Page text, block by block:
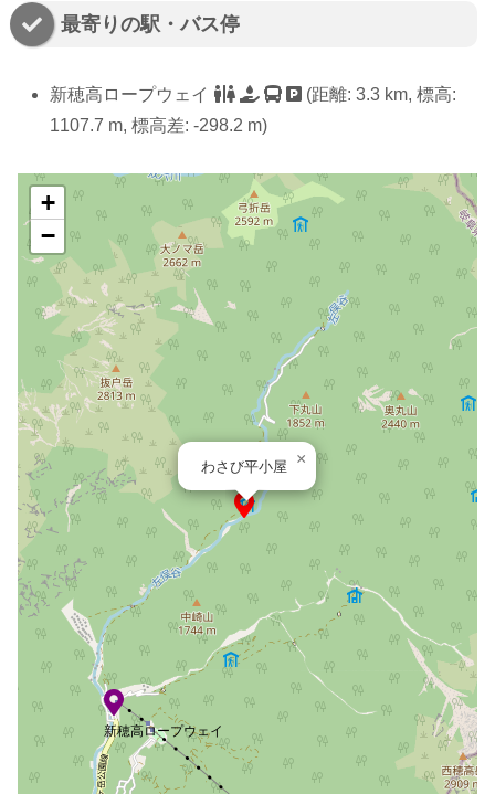
最寄りの駅・バス停
新穂高ロープウェイ
(距離: 3.3 km, 標高:
1107.7 m, 標高差: -298.2 m)
新穂高ロープウェイ
わさび平小屋 ×
+
−